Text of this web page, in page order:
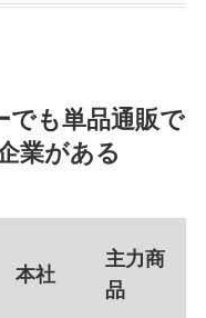
でも単品通販で
業がある
本社
主力商
品